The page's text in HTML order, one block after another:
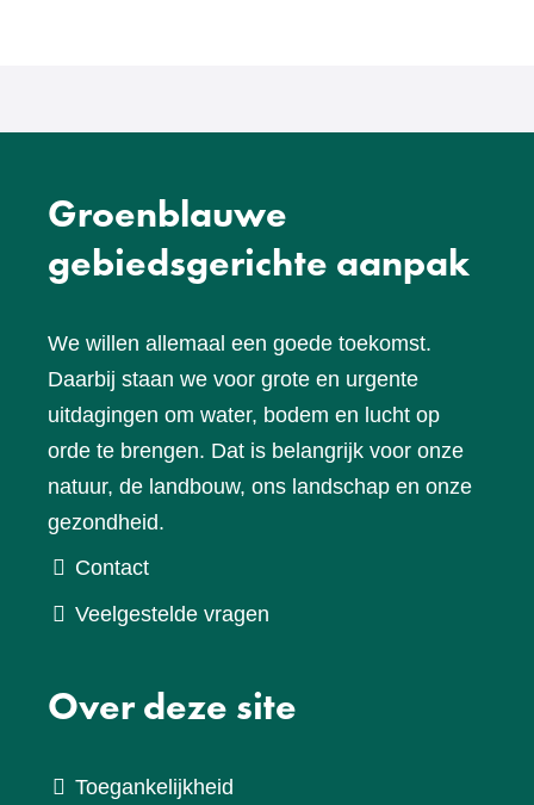
Groenblauwe
gebiedsgerichte aanpak
We willen allemaal een goede toekomst.
Daarbij staan we voor grote en urgente
uitdagingen om water, bodem en lucht op
orde te brengen. Dat is belangrijk voor onze
natuur, de landbouw, ons landschap en onze
gezondheid.
Contact
Veelgestelde vragen
Over deze site
Toegankelijkheid